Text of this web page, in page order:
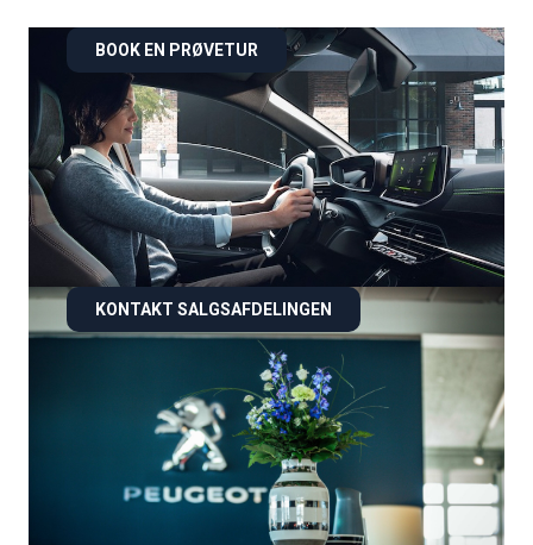
KONTAKT SALGSAFDELINGEN
BOOK EN PRØVETUR